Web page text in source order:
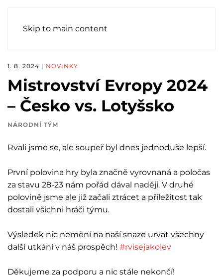
Skip to main content
1. 8. 2024 | NOVINKY
Mistrovství Evropy 2024
– Česko vs. Lotyšsko
NÁRODNÍ TÝM
Rvali jsme se, ale soupeř byl dnes jednoduše lepší.
První polovina hry byla značně vyrovnaná a poločas
za stavu 28-23 nám pořád dával naději. V druhé
polovině jsme ale již začali ztrácet a příležitost tak
dostali všichni hráči týmu.
Výsledek nic nemění na naší snaze urvat všechny
další utkání v náš prospěch! #rvisejakolev
Děkujeme za podporu a nic stále nekončí!